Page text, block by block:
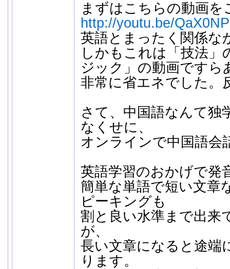
まずはこちらの動画を
http://youtu.be/
英語とまったく関係な
しかもこれは「技法」
ジック」の動画ですら
非常に省エネでした。
さて、中国語なんて独
なくせに、
オンラインで中国語会
英語学習のおかげで発
簡単な単語で短い文章
ピーキングも
割と良い水準まで出来
が、
長い文章になると途端
ります。